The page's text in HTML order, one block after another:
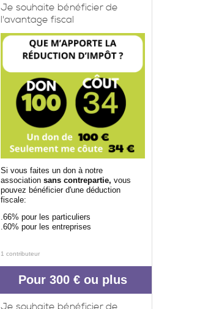
Je souhaite bénéficier de
l'avantage fiscal
Si vous faites un don à notre
associationsans contrepartie, vous
pouvez bénéficier d'une déduction
fiscale:
.66% pour les particuliers
.60% pour les entreprises
1 contributeur
Pour 300 € ou plus